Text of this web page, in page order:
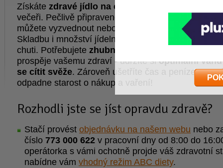
Získáte zdravé jídlo na celý den
večeři. Pečlivě připravené pokrmy z čerstvých
můžete vyzvednout nebo nechat doručit v 13
Skladbu i množství jídelníčku přizpůsobíme
chuti. Potřebujete zhubnout nebo zesílit
prospěje vašemu zdraví - udržíte sioptimální
se cítit svěže. Zároveň ušetříte čas a peníze,
odpadne starost o nákup a vaření!
Rozhodli jste se jíst opravdu zdravě?
Stačí provést objednávku na našem webu nebo
číslo 773 000 622 v pracovní dny od 8:00 do
operátorka s vámi ochotně projde váš zdravotní
nabídne vám vhodný režim ABC diety.